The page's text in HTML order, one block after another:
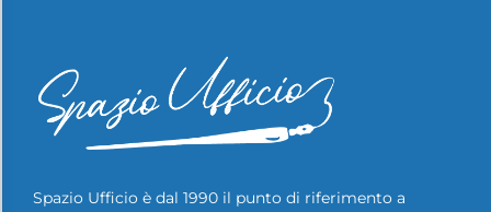
Spazio Ufficio è dal 1990 il punto di riferimento a